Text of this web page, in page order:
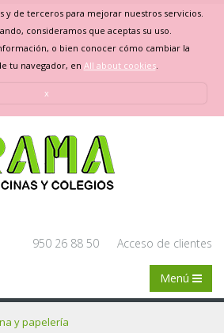
y de terceros para mejorar nuestros servicios.
consideramos que aceptas su uso.
o bien conocer cómo cambiar la
tu navegador, en All about cookies.
x
950 26 88 50 Acceso de clientes
Menú
y papelería